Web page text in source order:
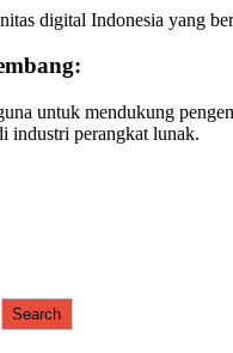
digital Indonesia yang
untuk mendukung
industri perangkat lunak.
Search